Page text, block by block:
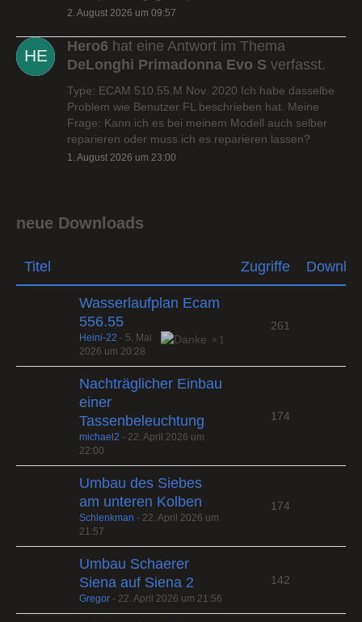
2. August 2026 um 09:57
Hero6 hat eine Antwort im Thema
DeLonghi Primadonna Evo S verfasst.
Type: ECAM 510.55.M Nov. 2020 Ich habe dasselbe
Problem wie Benutzer FL beschrieben hat. Meine
Frage: Kann ich es bei meinem Modell auch selber
reparieren oder muss ich es reparieren lassen?
1. August 2026 um 23:00
neue Downloads
Titel Zugriffe
Wasserlaufplan Ecam
556.55
1
Heini-22 - 5. Mai
2026 um 20:28
261
Nachträglicher Einbau
einer
Tassenbeleuchtung
michael2 - 22. April 2026 um
22:00
174
Umbau des Siebes
am unteren Kolben
Schlenkman - 22. April 2026 um
21:57
174
Umbau Schaerer
Siena auf Siena 2
Gregor - 22. April 2026 um 21:56
142